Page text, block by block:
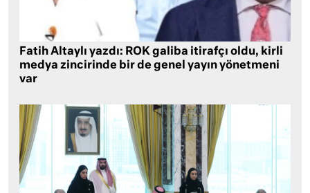
Fatih Altaylı yazdı: ROK galiba itirafçı oldu, kirli
medya zincirinde bir de genel yayın yönetmeni
var